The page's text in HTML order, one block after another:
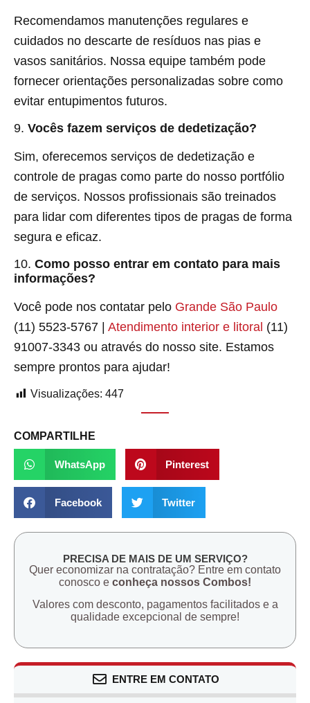
Recomendamos manutenções regulares e
cuidados no descarte de resíduos nas pias e
vasos sanitários. Nossa equipe também pode
fornecer orientações personalizadas sobre como
evitar entupimentos futuros.
9. Vocês fazem serviços de dedetização?
Sim, oferecemos serviços de dedetização e
controle de pragas como parte do nosso portfólio
de serviços. Nossos profissionais são treinados
para lidar com diferentes tipos de pragas de forma
segura e eficaz.
10. Como posso entrar em contato para mais
informações?
Você pode nos contatar pelo Grande São Paulo
(11) 5523-5767 | Atendimento interior e litoral (11)
91007-3343 ou através do nosso site. Estamos
sempre prontos para ajudar!
Visualizações: 447
COMPARTILHE
WhatsApp Pinterest
Facebook Twitter
PRECISA DE MAIS DE UM SERVIÇO?
Quer economizar na contratação? Entre em contato
conosco e conheça nossos Combos!
Valores com desconto, pagamentos facilitados e a
qualidade excepcional de sempre!
ENTRE EM CONTATO